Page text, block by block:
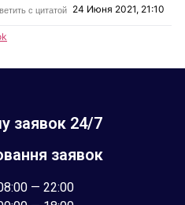
с цитатой 24 Июня 2021, 21:10
заявок 24/7
заявок
— 22:00